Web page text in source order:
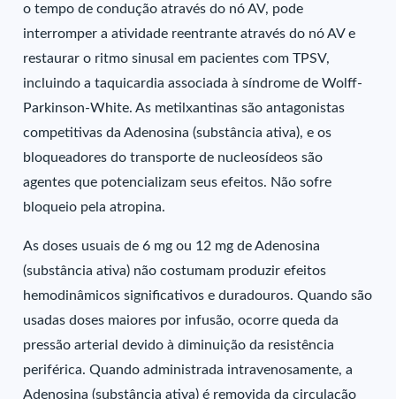
o tempo de condução através do nó AV, pode
interromper a atividade reentrante através do nó AV e
restaurar o ritmo sinusal em pacientes com TPSV,
incluindo a taquicardia associada à síndrome de Wolff-
Parkinson-White. As metilxantinas são antagonistas
competitivas da Adenosina (substância ativa), e os
bloqueadores do transporte de nucleosídeos são
agentes que potencializam seus efeitos. Não sofre
bloqueio pela atropina.
As doses usuais de 6 mg ou 12 mg de Adenosina
(substância ativa) não costumam produzir efeitos
hemodinâmicos significativos e duradouros. Quando são
usadas doses maiores por infusão, ocorre queda da
pressão arterial devido à diminuição da resistência
periférica. Quando administrada intravenosamente, a
Adenosina (substância ativa) é removida da circulação